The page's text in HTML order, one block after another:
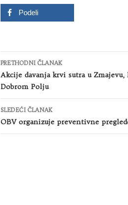
Podeli
Kretanje
članaka
PRETHODNI ČLANAK
Akcije davanja krvi sutra u Zmajevu,
Dobrom Polju
SLEDEĆI ČLANAK
OBV organizuje preventivne